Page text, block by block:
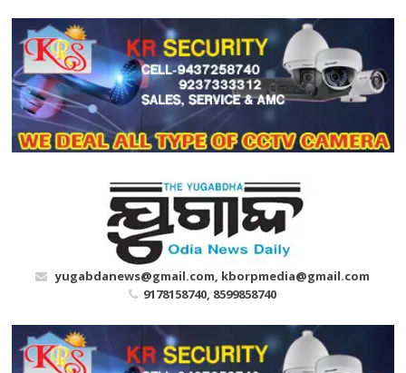
content
yugabdanews@gmail.com, kborpmedia@gmail.com
9178158740, 8599858740